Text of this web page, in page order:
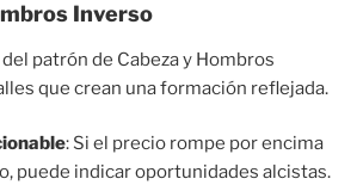
Inverso
patrón de Cabeza y Hombros
que crean una formación reflejada.
: Si el precio rompe por encima
puede indicar oportunidades alcistas.